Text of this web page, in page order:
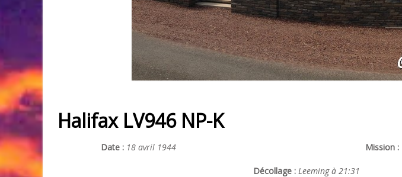
Halifax LV946 NP-K
Date : 18 avril 1944 Mission :
Décollage : Leeming à 21:31